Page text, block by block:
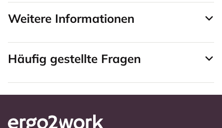
Weitere Informationen
Häufig gestellte Fragen